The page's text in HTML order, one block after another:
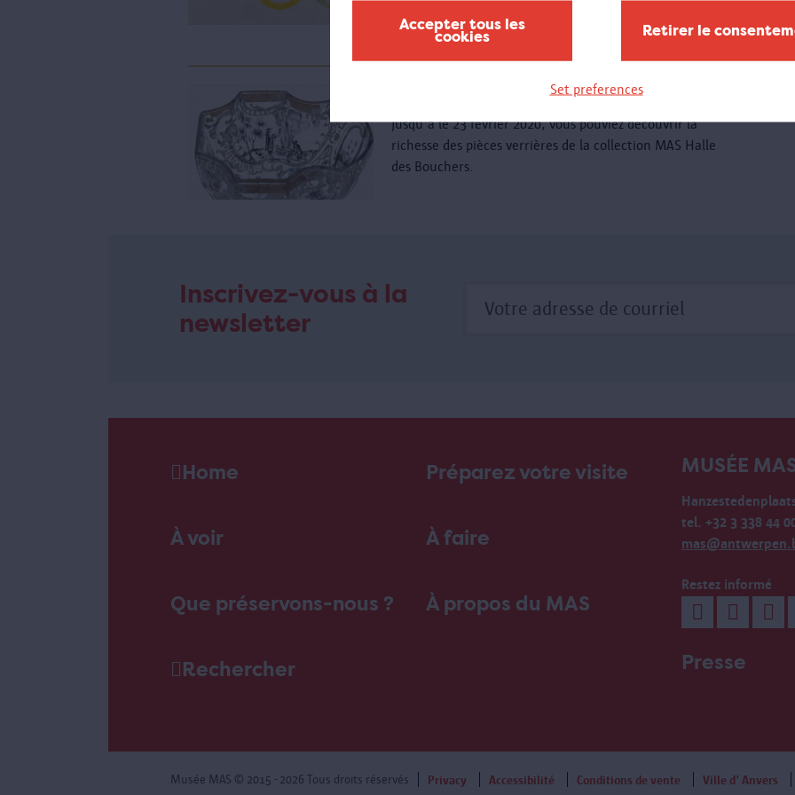
Accepter tous les
cookies Retirer le
Set preferences
entre autres des affiches, des photos, des trophées et des
médailles de l'événement sportif et de ses participants.
Verre au MAS
Jusqu'a le 23 février 2020, vous pouviez découvrir la
richesse des pièces verrières de la collection MAS Halle
des Bouchers.
Inscrivez-vous à la
newsletter
Home Préparez votre visite
À voir À faire
Que préservons-nous ? À propos du MAS
Rechercher
MUSÉE
tel. +32 3 338 44
Restez informé
Presse
Musée MAS © 2015 - 2026 Tous droits réservés Privacy Accessibilité Conditions de vente Ville d' Anvers